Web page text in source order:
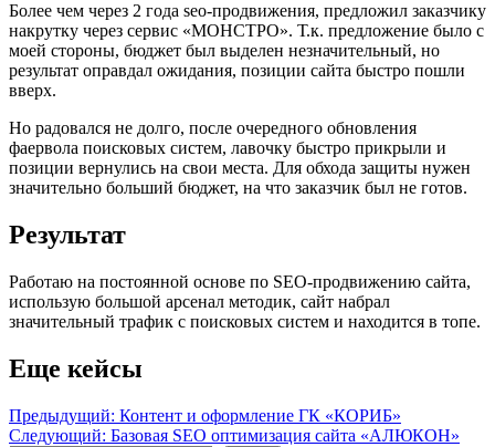
Более чем через 2 года seo-продвижения, предложил заказчику
накрутку через сервис «МОНСТРО». Т.к. предложение было с
моей стороны, бюджет был выделен незначительный, но
результат оправдал ожидания, позиции сайта быстро пошли
вверх.
Но радовался не долго, после очередного обновления
фаервола поисковых систем, лавочку быстро прикрыли и
позиции вернулись на свои места. Для обхода защиты нужен
значительно больший бюджет, на что заказчик был не готов.
Результат
Работаю на постоянной основе по SEO-продвижению сайта,
использую большой арсенал методик, сайт набрал
значительный трафик с поисковых систем и находится в топе.
Еще кейсы
Навигация
Предыдущий: Контент и оформление ГК «КОРИБ»
Следующий: Базовая SEO оптимизация сайта «АЛЮКОН»